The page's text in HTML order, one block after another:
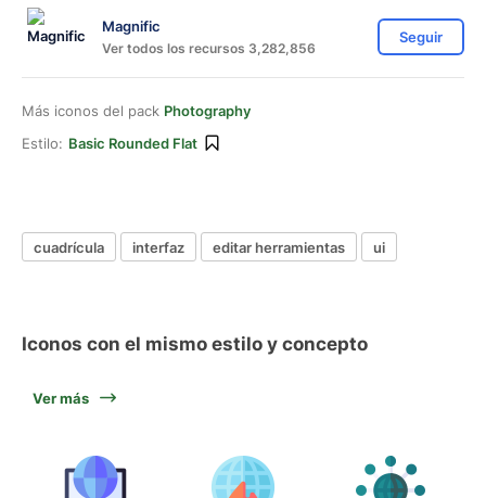
Magnific
Ver todos los recursos 3,282,856
Seguir
Más iconos del pack Photography
Estilo: Basic Rounded Flat
cuadrícula interfaz editar herramientas ui
Iconos con el mismo estilo y concepto
Ver más